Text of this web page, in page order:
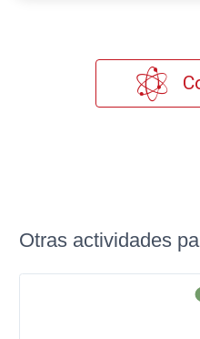
Otras actividades